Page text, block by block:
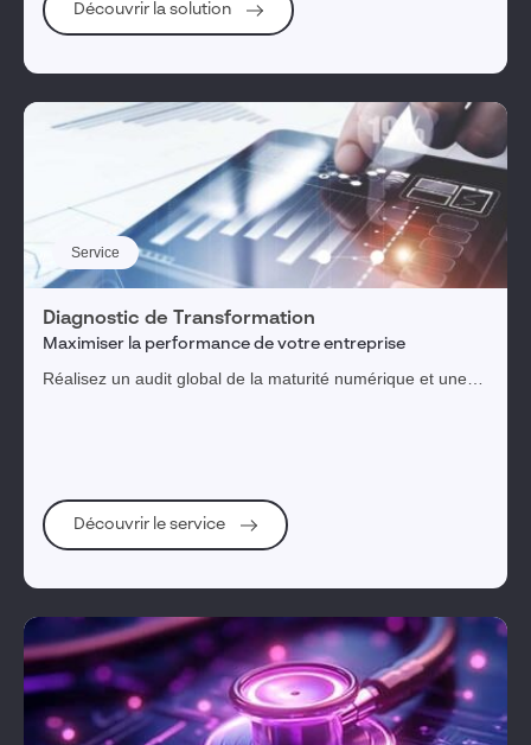
Découvrir la solution
Service
Diagnostic de Transformation
Maximiser la performance de votre entreprise
Réalisez un audit global de la maturité numérique et une
Découvrir le service